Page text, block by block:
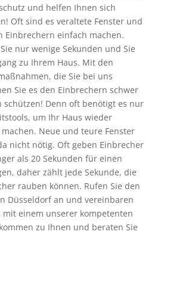
und helfen Ihnen sich
Oft sind es veraltete Fenster und
Einbrechern einfach machen.
nur wenige Sekunden und Sie
zu Ihrem Haus. Mit den
die Sie bei uns
Sie es den Einbrechern schwer
schützen! Denn oft benötigt es nur
um Ihr Haus wieder
Neue und teure Fenster
nicht nötig. Oft geben Einbrecher
als 20 Sekunden für einen
daher zählt jede Sekunde, die
rauben können. Rufen Sie den
Düsseldorf an und vereinbaren
mit einem unserer kompetenten
zu Ihnen und beraten Sie